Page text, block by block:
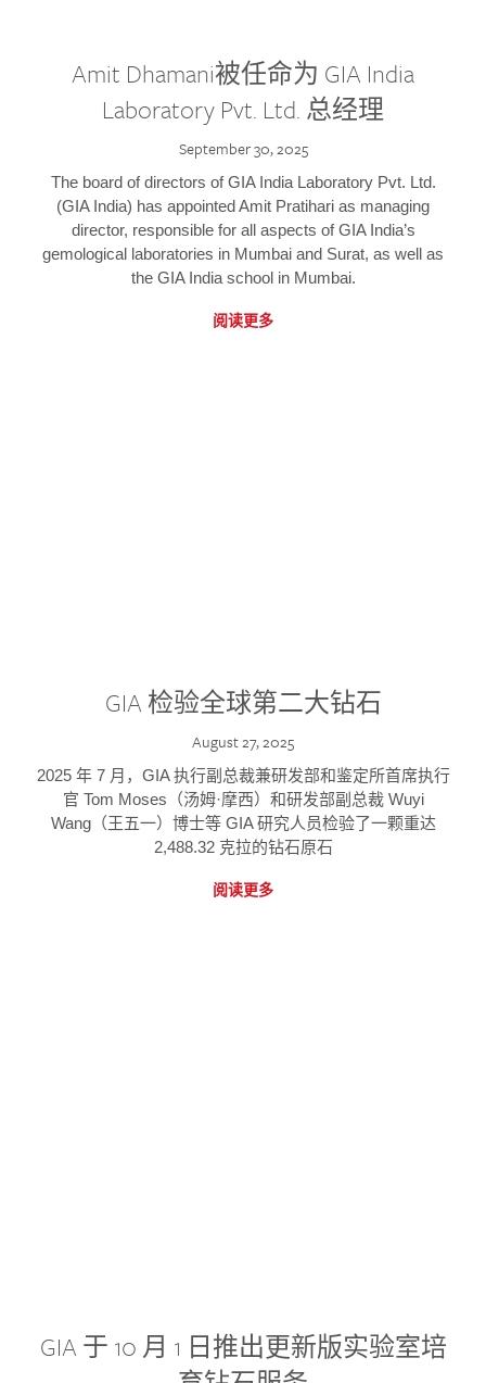
Amit Dhamani被任命为 GIA India
Laboratory Pvt. Ltd. 总经理
September 30, 2025
The board of directors of GIA India Laboratory Pvt. Ltd.
(GIA India) has appointed Amit Pratihari as managing
director, responsible for all aspects of GIA India’s
gemological laboratories in Mumbai and Surat, as well as
the GIA India school in Mumbai.
阅读更多
GIA 检验全球第二大钻石
August 27, 2025
2025 年 7 月，GIA 执行副总裁兼研发部和鉴定所首席执行
官 Tom Moses（汤姆·摩西）和研发部副总裁 Wuyi
Wang（王五一）博士等 GIA 研究人员检验了一颗重达
2,488.32 克拉的钻石原石
阅读更多
GIA 于 10 月 1 日推出更新版实验室培